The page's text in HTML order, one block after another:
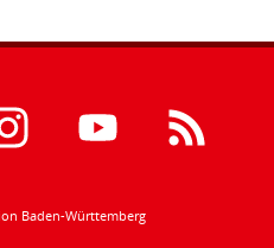
Baden-Württemberg